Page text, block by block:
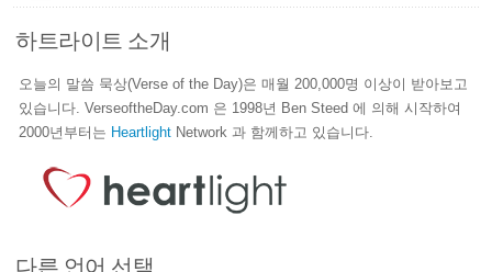
하트라이트 소개
오늘의 말씀 묵상(Verse of the Day)은 매월 200,000명 이상이 받아보고
있습니다. VerseoftheDay.com 은 1998년 Ben Steed 에 의해 시작하여
2000년부터는 Heartlight Network 과 함께하고 있습니다.
다른 언어 선택